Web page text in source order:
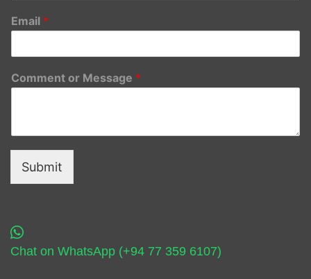
Email *
Comment or Message *
Submit
Chat on WhatsApp (+94 77 359 6107)